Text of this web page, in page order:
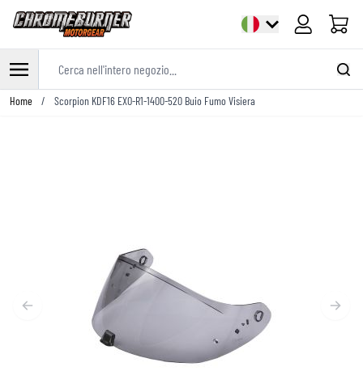
Cart
Salta al contenuto
Home / Scorpion KDF16 EXO-R1-1400-520 Buio Fumo Visiera